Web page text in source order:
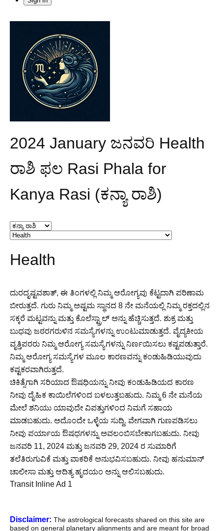
2024 January ಜನವರಿ Health
ರಾಶಿ ಫಲ Rasi Phala for
Kanya Rasi (ಕನ್ಯಾ ರಾಶಿ)
Health
ದುರದೃಷ್ಟವಶಾತ್, ಈ ತಿಂಗಳಲ್ಲಿ ನಿಮ್ಮ ಆರೋಗ್ಯವು ಕೆಟ್ಟದಾಗಿ ಪರಿಣಾಮ
ಬೀರುತ್ತದೆ. ಗುರು ನಿಮ್ಮ ಅಷ್ಟಮ ಸ್ಥಾನದ 8 ನೇ ಮನೆಯಲ್ಲಿ ನಿಮ್ಮ ರಕ್ತದಲ್ಲಿನ
ಸಕ್ಕರೆ ಮಟ್ಟವನ್ನು ಮತ್ತು ಕೊಲೆಸ್ಟ್ರಾಲ್ ಅನ್ನು ಹೆಚ್ಚಿಸುತ್ತದೆ. ಶುಕ್ರ ಮತ್ತು
ಬುಧವು ಜಠರಗರುಳಿನ ಸಮಸ್ಯೆಗಳನ್ನು ಉಂಟುಮಾಡುತ್ತದೆ. ವೈದ್ಯಕೀಯ
ವೃತ್ತಿಪರರು ನಿಮ್ಮ ಆರೋಗ್ಯ ಸಮಸ್ಯೆಗಳನ್ನು ನಿರ್ಣಯಿಸಲು ಕಷ್ಟಪಡುತ್ತಾರೆ.
ನಿಮ್ಮ ಆರೋಗ್ಯ ಸಮಸ್ಯೆಗಳ ಮೂಲ ಕಾರಣವನ್ನು ಕಂಡುಹಿಡಿಯುವುದು
ಕಷ್ಟಕರವಾಗಿರುತ್ತದೆ.
ಚಿಕಿತ್ಸೆಗಾಗಿ ಸರಿಯಾದ ಔಷಧಿಯನ್ನು ನೀವು ಕಂಡುಹಿಡಿಯದ ಕಾರಣ
ನೀವು ದೈಹಿಕ ಕಾಯಿಲೆಗಳಿಂದ ಬಳಲುತ್ತಬಹುದು. ನಿಮ್ಮ 6 ನೇ ಮನೆಯ
ಮೇಲೆ ಶನಿಯು ಯಾವುದೇ ವಿಪತ್ತುಗಳಿಂದ ನಿಮಗೆ ಸಹಾಯ
ಮಾಡಬಹುದು. ಅದೊಂದೇ ಒಳ್ಳೆಯ ಸುದ್ದಿ. ವೇಗವಾಗಿ ಗುಣಪಡಿಸಲು
ನೀವು ಪರ್ಯಾಯ ಔಷಧಗಳನ್ನು ಅವಲಂಬಿಸಬೇಕಾಗಬಹುದು. ನೀವು
ಜನವರಿ 11, 2024 ಮತ್ತು ಜನವರಿ 29, 2024 ರ ಸುಮಾರಿಗೆ
ತಲೆತಿರುಗುವಿಕೆ ಮತ್ತು ವಾಕರಿಕೆ ಅನುಭವಿಸಬಹುದು. ನೀವು ಹನುಮಾನ್
ಚಾಲೀಸಾ ಮತ್ತು ಆದಿತ್ಯ ಹೃದಯಂ ಅನ್ನು ಆಲಿಸಬಹುದು.
Transit Inline Ad 1
Disclaimer: The astrological forecasts shared on this site are
based on general planetary alignments and are meant for broad